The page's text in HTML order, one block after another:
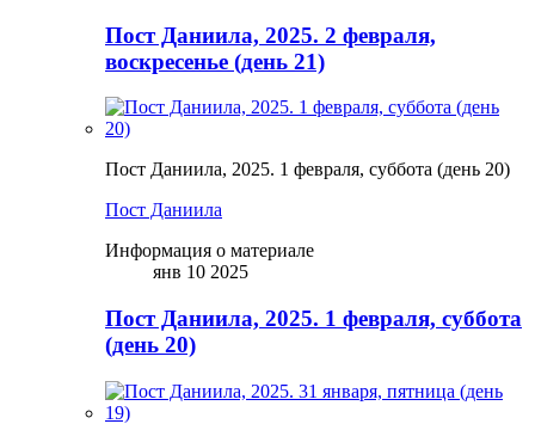
Пост Даниила, 2025. 2 февраля,
воскресенье (день 21)
Пост Даниила, 2025. 1 февраля, суббота (день 20)
Пост Даниила
Информация о материале
янв 10 2025
Пост Даниила, 2025. 1 февраля, суббота
(день 20)